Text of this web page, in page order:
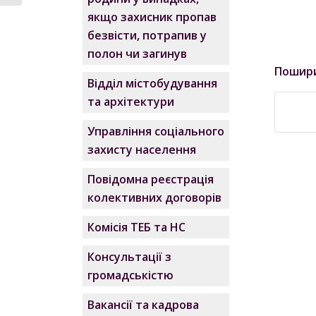
якщо захисник пропав
безвісти, потрапив у
полон чи загинув
Відділ містобудування
та архітектури
Управління соціального
захисту населення
Повідомна реєстрація
колективних договорів
Комісія ТЕБ та НС
Консультації з
громадськістю
Вакансії та кадрова